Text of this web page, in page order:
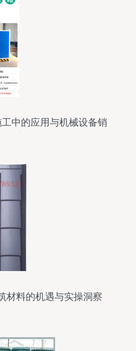
中的应用与机械设备销
材料的机遇与实操洞察